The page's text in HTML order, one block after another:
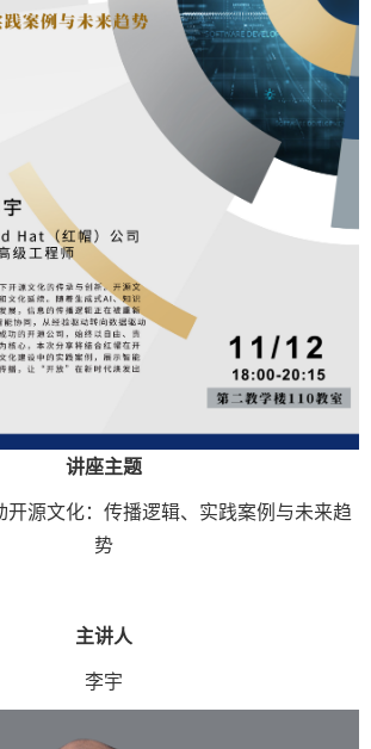
讲座主题
开源文化：传播逻辑、实践案例与未来趋
势
主讲人
李宇